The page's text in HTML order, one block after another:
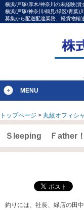
横浜/戸塚/厚木/神奈川の未経験(賃
横浜(戸塚/神奈川/鶴見/緑区/青葉)
募集から配送配達業務、軽貨物輸
MENU
トップページ > 丸紋オフィシ
Ｓleeping Ｆather！
釣りには、社長、緑店の田